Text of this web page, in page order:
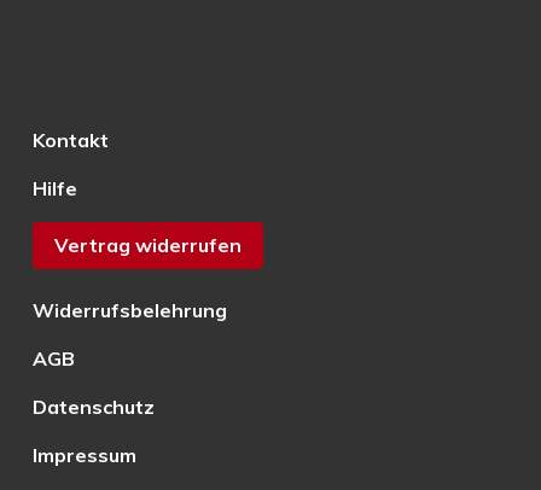
Kontakt
Hilfe
Vertrag widerrufen
Widerrufsbelehrung
AGB
Datenschutz
Impressum